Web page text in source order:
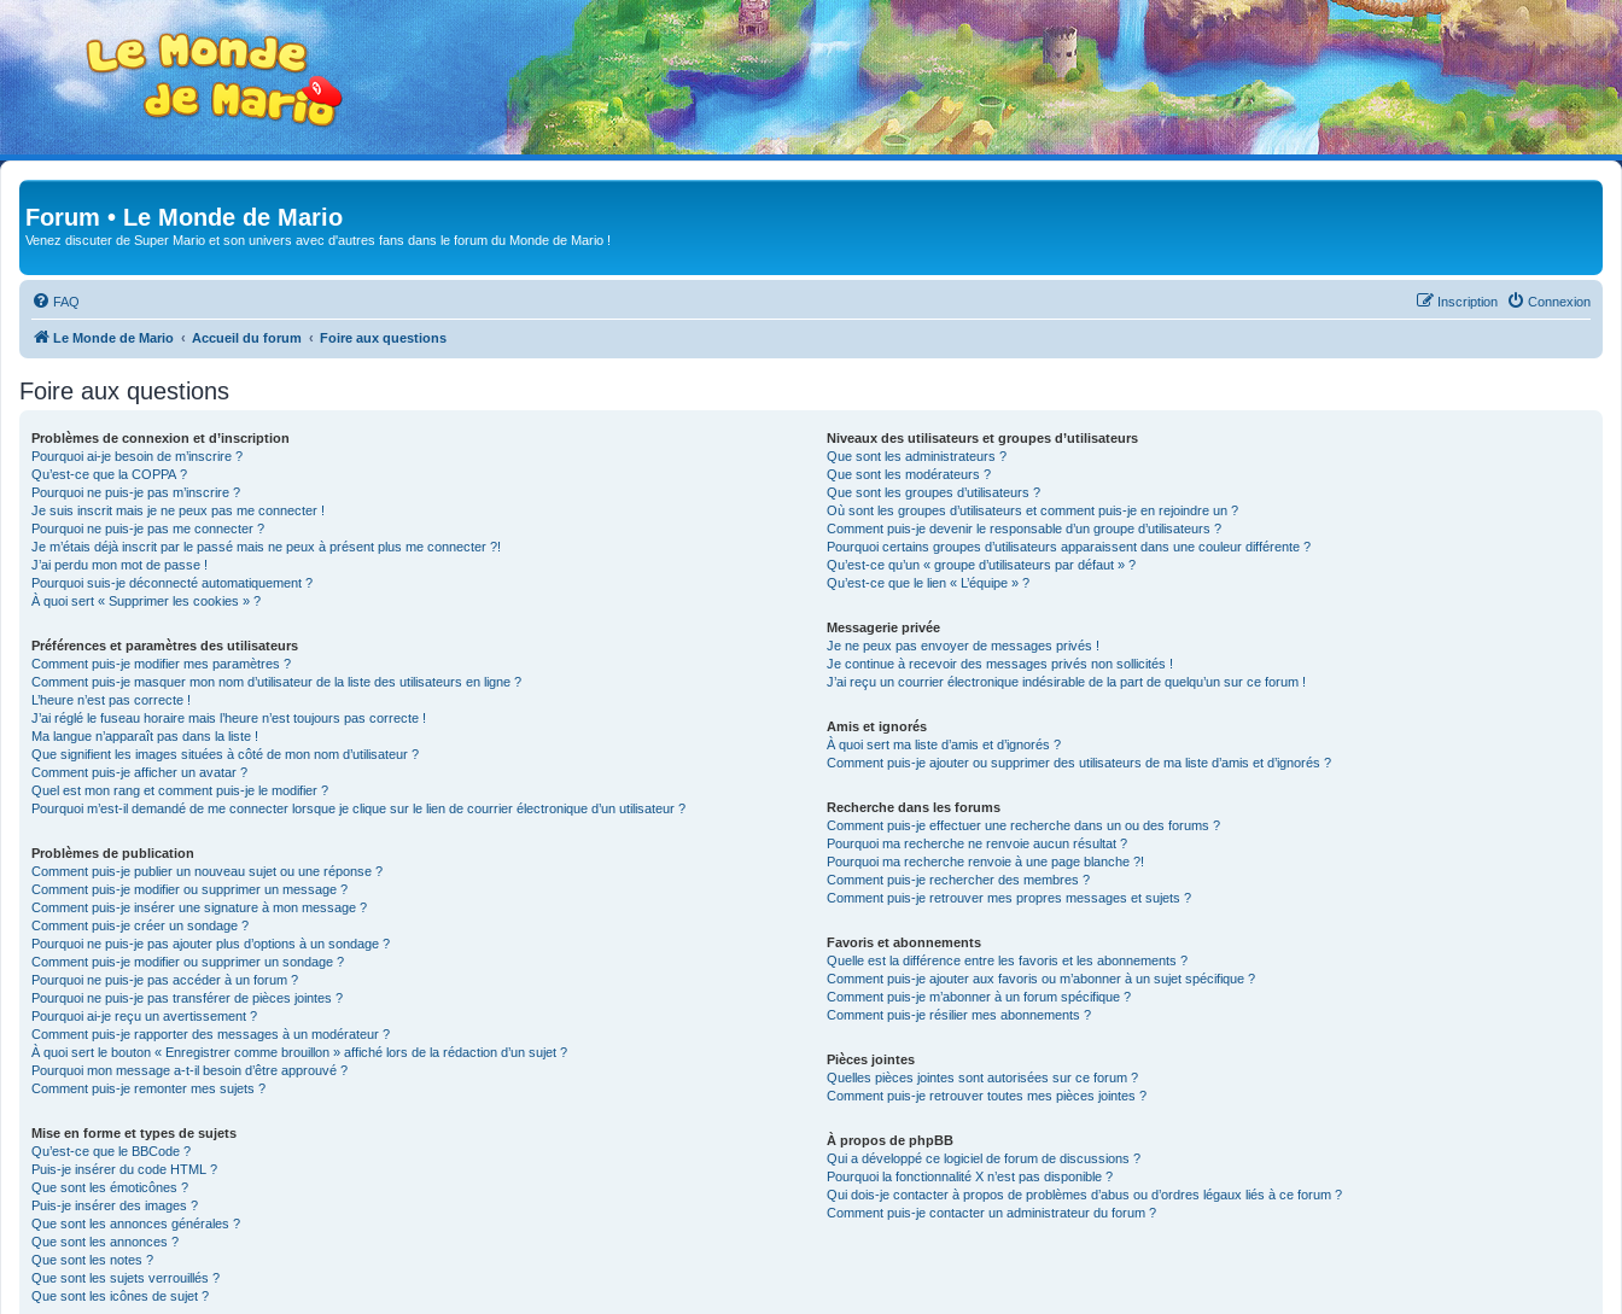
Forum • Le Monde de Mario
Venez discuter de Super Mario et son univers avec d'autres fans dans le forum du Monde de Mario !
FAQ Connexion
Inscription
Le Monde de Mario Accueil du forum Foire aux questions
Foire aux questions
Problèmes de connexion et d’inscription
Pourquoi ai-je besoin de m’inscrire ?
Qu’est-ce que la COPPA ?
Pourquoi ne puis-je pas m’inscrire ?
Je suis inscrit mais je ne peux pas me connecter !
Pourquoi ne puis-je pas me connecter ?
Je m’étais déjà inscrit par le passé mais ne peux à présent plus me connecter ?!
J’ai perdu mon mot de passe !
Pourquoi suis-je déconnecté automatiquement ?
À quoi sert « Supprimer les cookies » ?
Préférences et paramètres des utilisateurs
Comment puis-je modifier mes paramètres ?
Comment puis-je masquer mon nom d’utilisateur de la liste des utilisateurs en ligne ?
L’heure n’est pas correcte !
J’ai réglé le fuseau horaire mais l’heure n’est toujours pas correcte !
Ma langue n’apparaît pas dans la liste !
Que signifient les images situées à côté de mon nom d’utilisateur ?
Comment puis-je afficher un avatar ?
Quel est mon rang et comment puis-je le modifier ?
Pourquoi m’est-il demandé de me connecter lorsque je clique sur le lien de courrier électronique d’un utilisateur ?
Problèmes de publication
Comment puis-je publier un nouveau sujet ou une réponse ?
Comment puis-je modifier ou supprimer un message ?
Comment puis-je insérer une signature à mon message ?
Comment puis-je créer un sondage ?
Pourquoi ne puis-je pas ajouter plus d’options à un sondage ?
Comment puis-je modifier ou supprimer un sondage ?
Pourquoi ne puis-je pas accéder à un forum ?
Pourquoi ne puis-je pas transférer de pièces jointes ?
Pourquoi ai-je reçu un avertissement ?
Comment puis-je rapporter des messages à un modérateur ?
À quoi sert le bouton « Enregistrer comme brouillon » affiché lors de la rédaction d’un sujet ?
Pourquoi mon message a-t-il besoin d’être approuvé ?
Comment puis-je remonter mes sujets ?
Mise en forme et types de sujets
Qu’est-ce que le BBCode ?
Puis-je insérer du code HTML ?
Que sont les émoticônes ?
Puis-je insérer des images ?
Que sont les annonces générales ?
Que sont les annonces ?
Que sont les notes ?
Que sont les sujets verrouillés ?
Que sont les icônes de sujet ?
Niveaux des utilisateurs et groupes d’utilisateurs
Que sont les administrateurs ?
Que sont les modérateurs ?
Que sont les groupes d’utilisateurs ?
Où sont les groupes d’utilisateurs et comment puis-je en rejoindre un ?
Comment puis-je devenir le responsable d’un groupe d’utilisateurs ?
Pourquoi certains groupes d’utilisateurs apparaissent dans une couleur différente ?
Qu’est-ce qu’un « groupe d’utilisateurs par défaut » ?
Qu’est-ce que le lien « L’équipe » ?
Messagerie privée
Je ne peux pas envoyer de messages privés !
Je continue à recevoir des messages privés non sollicités !
J’ai reçu un courrier électronique indésirable de la part de quelqu’un sur ce forum !
Amis et ignorés
À quoi sert ma liste d’amis et d’ignorés ?
Comment puis-je ajouter ou supprimer des utilisateurs de ma liste d’amis et d’ignorés ?
Recherche dans les forums
Comment puis-je effectuer une recherche dans un ou des forums ?
Pourquoi ma recherche ne renvoie aucun résultat ?
Pourquoi ma recherche renvoie à une page blanche ?!
Comment puis-je rechercher des membres ?
Comment puis-je retrouver mes propres messages et sujets ?
Favoris et abonnements
Quelle est la différence entre les favoris et les abonnements ?
Comment puis-je ajouter aux favoris ou m’abonner à un sujet spécifique ?
Comment puis-je m’abonner à un forum spécifique ?
Comment puis-je résilier mes abonnements ?
Pièces jointes
Quelles pièces jointes sont autorisées sur ce forum ?
Comment puis-je retrouver toutes mes pièces jointes ?
À propos de phpBB
Qui a développé ce logiciel de forum de discussions ?
Pourquoi la fonctionnalité X n’est pas disponible ?
Qui dois-je contacter à propos de problèmes d’abus ou d’ordres légaux liés à ce forum ?
Comment puis-je contacter un administrateur du forum ?